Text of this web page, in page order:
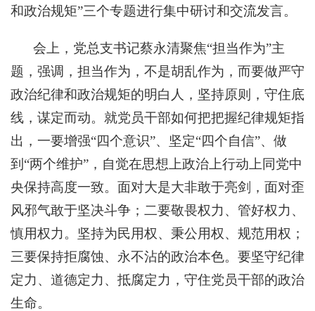
和政治规矩”三个专题进行集中研讨和交流发言。
会上，党总支书记蔡永清聚焦“担当作为”主
题，强调，担当作为，不是胡乱作为，而要做严守
政治纪律和政治规矩的明白人，坚持原则，守住底
线，谋定而动。就党员干部如何把把握纪律规矩指
出，一要增强“四个意识”、坚定“四个自信”、做
到“两个维护”，自觉在思想上政治上行动上同党中
央保持高度一致。面对大是大非敢于亮剑，面对歪
风邪气敢于坚决斗争；二要敬畏权力、管好权力、
慎用权力。坚持为民用权、秉公用权、规范用权；
三要保持拒腐蚀、永不沾的政治本色。要坚守纪律
定力、道德定力、抵腐定力，守住党员干部的政治
生命。